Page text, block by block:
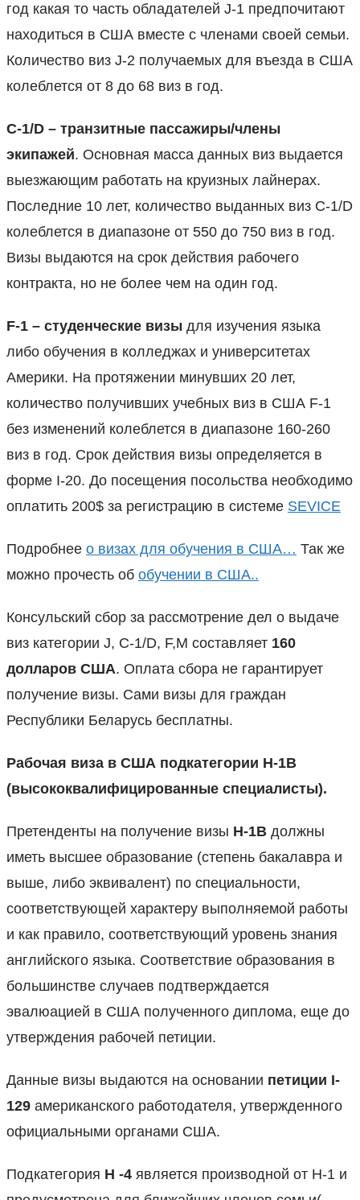
год какая то часть обладателей J-1 предпочитают
находиться в США вместе с членами своей семьи.
Количество виз J-2 получаемых для въезда в США
колеблется от 8 до 68 виз в год.
C-1/D – транзитные пассажиры/члены
экипажей. Основная масса данных виз выдается
выезжающим работать на круизных лайнерах.
Последние 10 лет, количество выданных виз C-1/D
колеблется в диапазоне от 550 до 750 виз в год.
Визы выдаются на срок действия рабочего
контракта, но не более чем на один год.
F-1 – студенческие визы для изучения языка
либо обучения в колледжах и университетах
Америки. На протяжении минувших 20 лет,
количество получивших учебных виз в США F-1
без изменений колеблется в диапазоне 160-260
виз в год. Срок действия визы определяется в
форме I-20. До посещения посольства необходимо
оплатить 200$ за регистрацию в системе SEVICE
Подробнее о визах для обучения в США… Так же
можно прочесть об обучении в США..
Консульский сбор за рассмотрение дел о выдаче
виз категории J, C-1/D, F,М составляет 160
долларов США. Оплата сбора не гарантирует
получение визы. Сами визы для граждан
Республики Беларусь бесплатны.
Рабочая виза в США подкатегории H-1B
(высококвалифицированные специалисты).
Претенденты на получение визы H-1B должны
иметь высшее образование (степень бакалавра и
выше, либо эквивалент) по специальности,
соответствующей характеру выполняемой работы
и как правило, соответствующий уровень знания
английского языка. Соответствие образования в
большинстве случаев подтверждается
эвалюацией в США полученного диплома, еще до
утверждения рабочей петиции.
Данные визы выдаются на основании петиции I-
129 американского работодателя, утвержденного
официальными органами США.
Подкатегория H -4 является производной от H-1 и